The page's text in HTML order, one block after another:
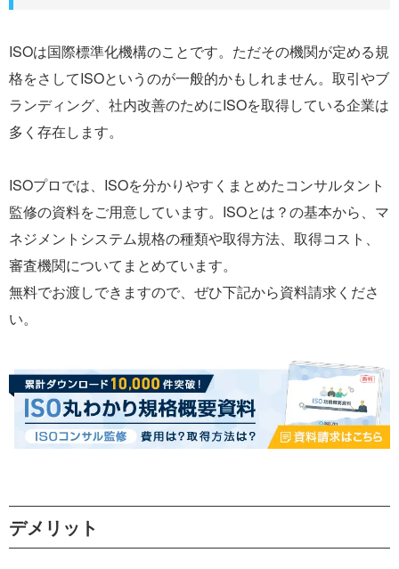
ISOは国際標準化機構のことです。ただその機関が定める規
格をさしてISOというのが一般的かもしれません。取引やブ
ランディング、社内改善のためにISOを取得している企業は
多く存在します。
ISOプロでは、ISOを分かりやすくまとめたコンサルタント
監修の資料をご用意しています。ISOとは？の基本から、マ
ネジメントシステム規格の種類や取得方法、取得コスト、
審査機関についてまとめています。
無料でお渡しできますので、ぜひ下記から資料請求くださ
い。
デメリット